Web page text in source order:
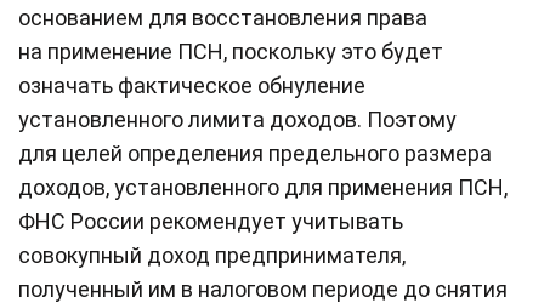
основанием для восстановления права
на применение ПСН, поскольку это будет
означать фактическое обнуление
установленного лимита доходов. Поэтому
для целей определения предельного размера
доходов, установленного для применения ПСН,
ФНС России рекомендует учитывать
совокупный доход предпринимателя,
полученный им в налоговом периоде до снятия